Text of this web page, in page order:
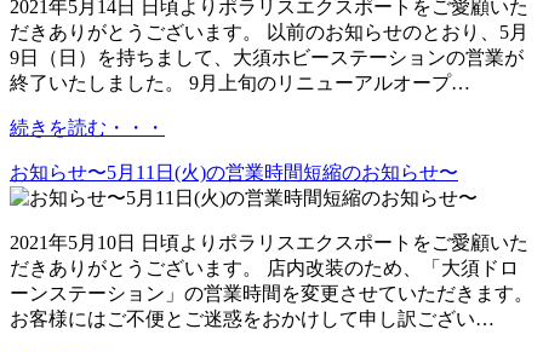
2021年5月14日 日頃よりポラリスエクスポートをご愛顧いた
だきありがとうございます。 以前のお知らせのとおり、5月
9日（日）を持ちまして、大須ホビーステーションの営業が
終了いたしました。 9月上旬のリニューアルオープ…
続きを読む・・・
お知らせ〜5月11日(火)の営業時間短縮のお知らせ〜
2021年5月10日 日頃よりポラリスエクスポートをご愛顧いた
だきありがとうございます。 店内改装のため、「大須ドロ
ーンステーション」の営業時間を変更させていただきます。
お客様にはご不便とご迷惑をおかけして申し訳ござい…